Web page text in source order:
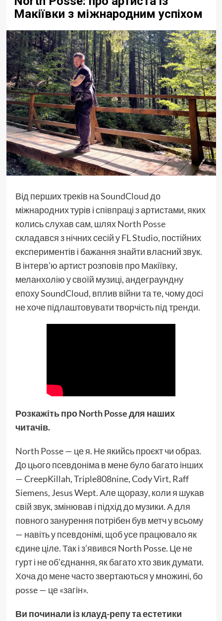
Макіївки з міжнародним успіхом
Від перших треків наSoundCloudдо
міжнародних турів і співпраці з артистами, яких
колись слухав сам, шляхNorth Posse
складався з нічних сесій у FL Studio, постійних
експериментів і бажання знайти власний звук.
В інтерв’ю артист розповів про Макіївку,
меланхолію у своїй музиці, андеграундну
епоху SoundCloud, вплив війни та те, чому досі
не хоче підлаштовувати творчість під тренди.
Розкажіть про North Posse для наших
читачів.
North Posse— це я. Не якийсь проєкт чи образ.
До цього псевдоніма в мене було багато інших
— CreepKillah, Triple808nine, Cody Virt, Raff
Siemens, Jesus Wept. Але щоразу, коли я шукав
свій звук, змінював і підхід до музики. А для
повного занурення потрібен був метч у всьому
— навіть у псевдонімі, щоб усе працювало як
єдине ціле. Так і з’явився North Posse. Це не
гурт і не об’єднання, як багато хто звик думати.
Хоча до мене часто звертаються у множині, бо
posse — це «загін».
Ви починали із клауд-репу та естетики